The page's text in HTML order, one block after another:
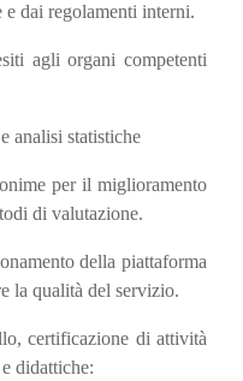
dai regolamenti interni.
agli organi competenti
analisi statistiche
per il miglioramento
di valutazione.
della piattaforma
la qualità del servizio.
certificazione di attività
didattiche: